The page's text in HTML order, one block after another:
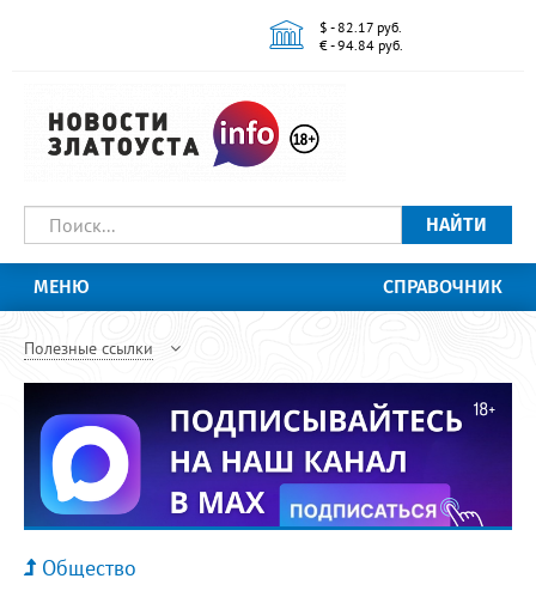
$ - 82.17 руб.
€ - 94.84 руб.
НАЙТИ
МЕНЮ СПРАВОЧНИК
Полезные ссылки
Общество